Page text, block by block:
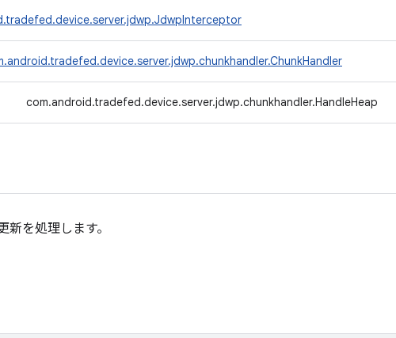
com.android.tradefed.device.server.jdwp.chunkhandler.HandleHeap
新を処理します。